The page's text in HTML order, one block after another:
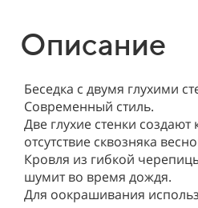
Описание
Беседка с двумя глухими
Современный стиль.
Две глухие стенки
отсутствие сквозняка
Кровля из гибкой
шумит во время дождя.
Для оокрашивания